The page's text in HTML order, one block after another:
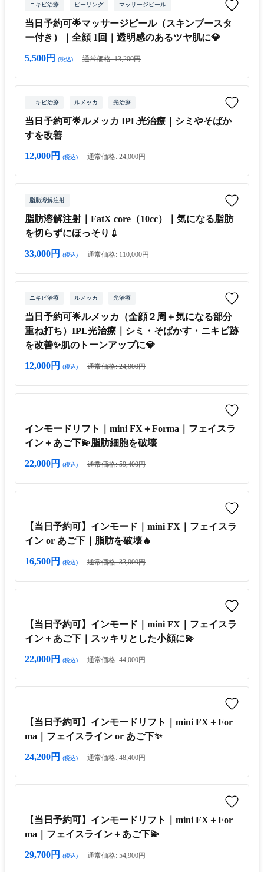
ニキビ治療 ピーリング マッサージピール
当日予約可🌟マッサージピール（スキンブースタ
ー付き）｜全顔 1回｜透明感のあるツヤ肌に💎
5,500円 (税込) 通常価格: 13,200円
ニキビ治療 ルメッカ 光治療
当日予約可🌟ルメッカ IPL光治療｜シミやそばか
すを改善
12,000円 (税込) 通常価格: 24,000円
脂肪溶解注射
脂肪溶解注射｜FatX core（10cc）｜気になる脂肪
を切らずにほっそり💉
33,000円 (税込) 通常価格: 110,000円
ニキビ治療 ルメッカ 光治療
当日予約可🌟ルメッカ（全顔２周＋気になる部分
重ね打ち）IPL光治療｜シミ・そばかす・ニキビ跡
を改善✨肌のトーンアップに💎
12,000円 (税込) 通常価格: 24,000円
インモードリフト｜mini FX＋Forma｜フェイスラ
イン＋あご下💫脂肪細胞を破壊
22,000円 (税込) 通常価格: 59,400円
【当日予約可】インモード｜mini FX｜フェイスラ
イン or あご下｜脂肪を破壊🔥
16,500円 (税込) 通常価格: 33,000円
【当日予約可】インモード｜mini FX｜フェイスラ
イン＋あご下｜スッキリとした小顔に💫
22,000円 (税込) 通常価格: 44,000円
【当日予約可】インモードリフト｜mini FX＋For
ma｜フェイスライン or あご下✨
24,200円 (税込) 通常価格: 48,400円
【当日予約可】インモードリフト｜mini FX＋For
ma｜フェイスライン＋あご下💫
29,700円 (税込) 通常価格: 54,900円